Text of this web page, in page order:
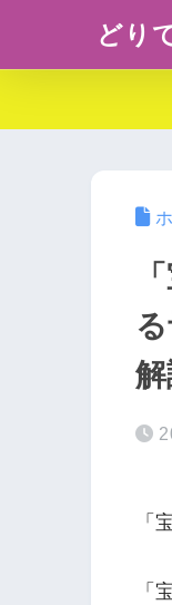
どり
「
「